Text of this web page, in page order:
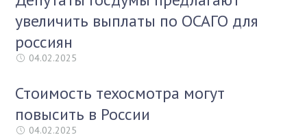
увеличить выплаты по ОСАГО для
россиян
04.02.2025
Стоимость техосмотра могут
повысить в России
04.02.2025